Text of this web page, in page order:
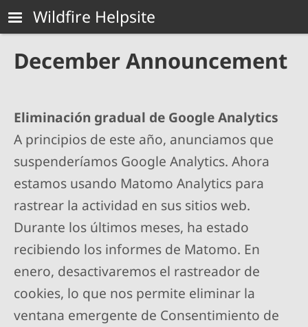
Skip to main content
Wildfire Helpsite
December Announcement
Eliminación gradual de Google Analytics
A principios de este año, anunciamos que
suspenderíamos Google Analytics. Ahora
estamos usando Matomo Analytics para
rastrear la actividad en sus sitios web.
Durante los últimos meses, ha estado
recibiendo los informes de Matomo. En
enero, desactivaremos el rastreador de
cookies, lo que nos permite eliminar la
ventana emergente de Consentimiento de